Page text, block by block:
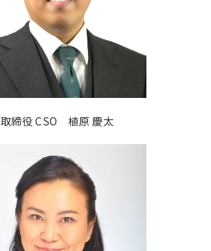
取締役 CSO 植原 慶太